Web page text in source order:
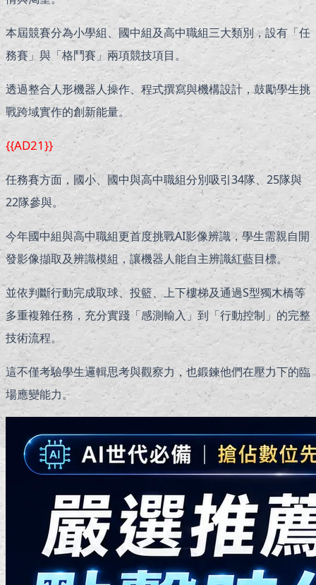
本屆競賽分為小學組、國中組及高中職組三大類別，設有「任
務賽」與「格鬥賽」兩項競技項目。
透過整合人形機器人操作、程式撰寫與機構設計，鼓勵學生挑
戰跨域實作的創新能量。
{{AD21}}
任務賽方面，國小、國中與高中職組分別吸引34隊、25隊與
22隊參與。
今年國中組與高中職組更首度挑戰AI影像辨識，學生需親自開
發影像擷取及辨識模組，讓機器人能自主辨識紅藍目標。
並依判斷行動完成取球、投籃、上下樓梯及通過S型獨木橋等
多重複雜任務，充分實踐「感測輸入」到「行動控制」的完整
技術流程。
這不僅考驗學生邏輯思考與觀察力，也鍛鍊他們在壓力下的臨
場應變能力。